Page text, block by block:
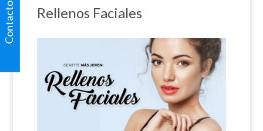
Rellenos Faciales
Contacto